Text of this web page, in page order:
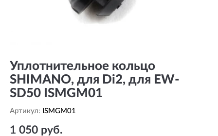
Уплотнительное кольцо
SHIMANO, для Di2, для EW-
SD50 ISMGM01
Артикул: ISMGM01
1 050 руб.